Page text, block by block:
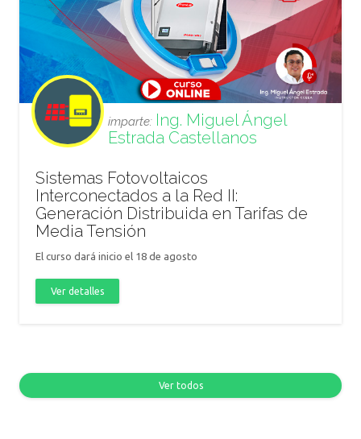
imparte: Ing. Miguel Ángel
Estrada Castellanos
Sistemas Fotovoltaicos
Interconectados a la Red II:
Generación Distribuida en Tarifas de
Media Tensión
El curso dará inicio el 18 de agosto
Ver detalles
Ver todos